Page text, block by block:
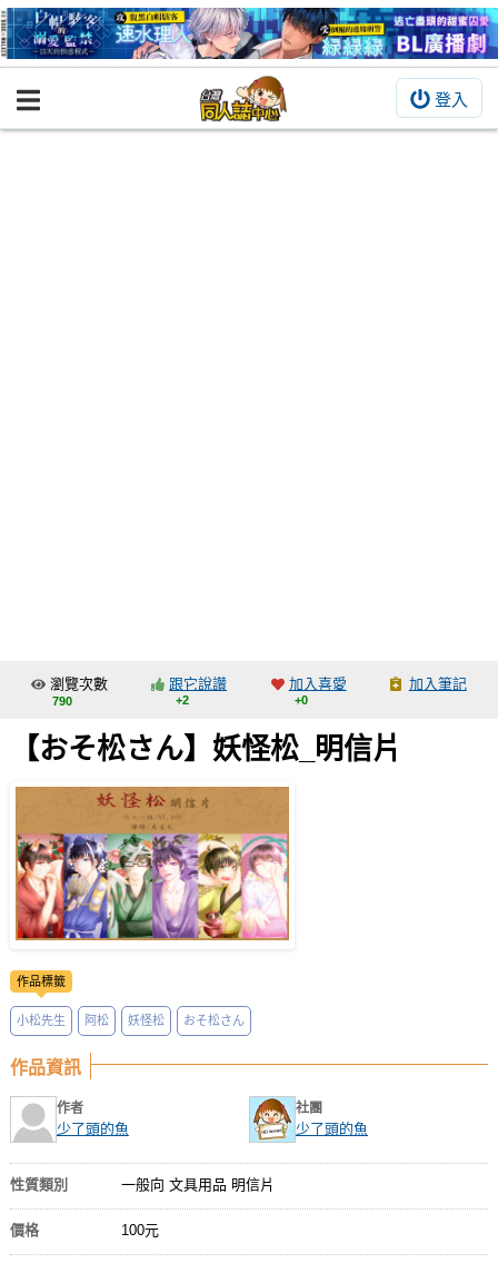
登入
BOOKY書集倉庫
交流中心
攤位轉讓區
註冊會員
登入
瀏覽次數
790
跟它說讚
+2
加入喜愛
+0
加入筆記
【おそ松さん】妖怪松_明信片
作品標籤
小松先生 阿松 妖怪松 おそ松さん
作品資訊
作者
少了頭的魚
社團
少了頭的魚
性質類別 一般向 文具用品 明信片
價格 100元